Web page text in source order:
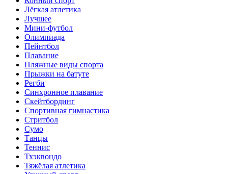
Лёгкая атлетика
Лучшее
Мини-футбол
Олимпиада
Пейнтбол
Плавание
Пляжные виды спорта
Прыжки на батуте
Регби
Синхронное плавание
Скейтбординг
Спортивная гимнастика
Стритбол
Сумо
Танцы
Теннис
Тхэквондо
Тяжёлая атлетика